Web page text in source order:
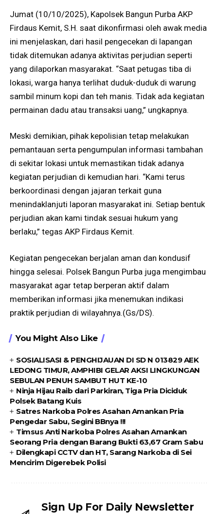
Jumat (10/10/2025), Kapolsek Bangun Purba AKP
Firdaus Kemit, S.H. saat dikonfirmasi oleh awak media
ini menjelaskan, dari hasil pengecekan di lapangan
tidak ditemukan adanya aktivitas perjudian seperti
yang dilaporkan masyarakat. “Saat petugas tiba di
lokasi, warga hanya terlihat duduk-duduk di warung
sambil minum kopi dan teh manis. Tidak ada kegiatan
permainan dadu atau transaksi uang,” ungkapnya.
Meski demikian, pihak kepolisian tetap melakukan
pemantauan serta pengumpulan informasi tambahan
di sekitar lokasi untuk memastikan tidak adanya
kegiatan perjudian di kemudian hari. “Kami terus
berkoordinasi dengan jajaran terkait guna
menindaklanjuti laporan masyarakat ini. Setiap bentuk
perjudian akan kami tindak sesuai hukum yang
berlaku,” tegas AKP Firdaus Kemit.
Kegiatan pengecekan berjalan aman dan kondusif
hingga selesai. Polsek Bangun Purba juga mengimbau
masyarakat agar tetap berperan aktif dalam
memberikan informasi jika menemukan indikasi
praktik perjudian di wilayahnya.(Gs/DS).
You Might Also Like
SOSIALISASI & PENGHIJAUAN DI SD N 013829 AEK
LEDONG TIMUR, AMPHIBI GELAR AKSI LINGKUNGAN
SEBULAN PENUH SAMBUT HUT KE-10
Ninja Hijau Raib dari Parkiran, Tiga Pria Diciduk
Polsek Batang Kuis
Satres Narkoba Polres Asahan Amankan Pria
Pengedar Sabu, Segini BBnya !!!
Timsus Anti Narkoba Polres Asahan Amankan
Seorang Pria dengan Barang Bukti 63,67 Gram Sabu
Dilengkapi CCTV dan HT, Sarang Narkoba di Sei
Mencirim Digerebek Polisi
Sign Up For Daily Newsletter